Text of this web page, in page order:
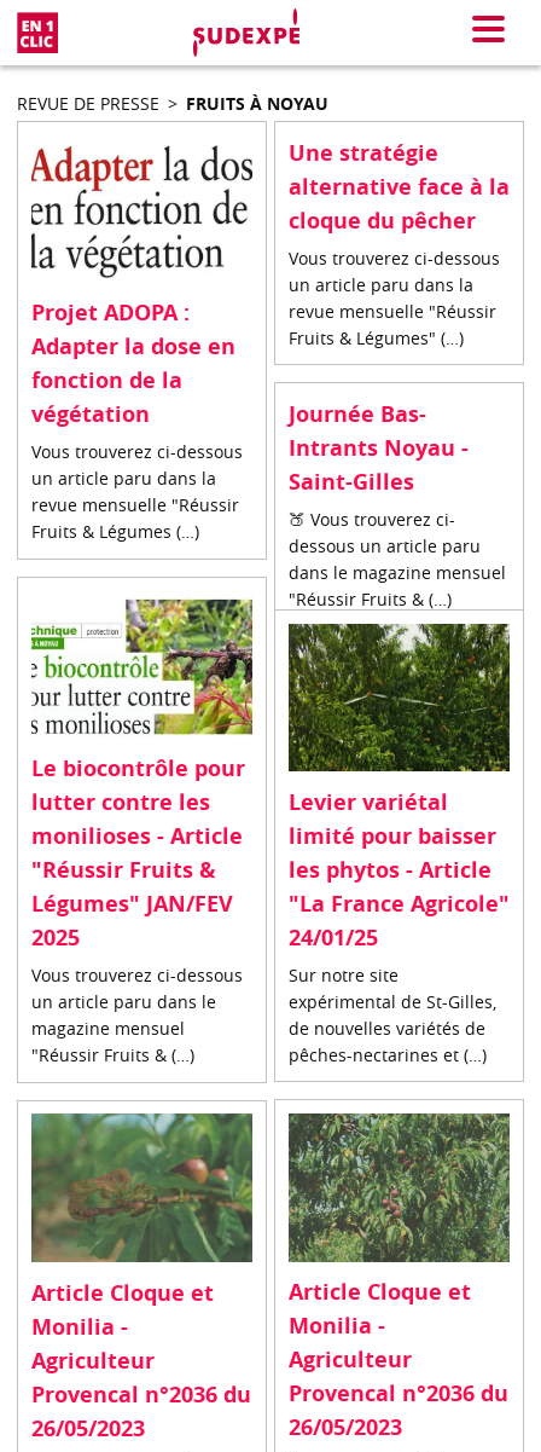
Menu
REVUE DE PRESSE > FRUITS À NOYAU
Projet ADOPA :
Adapter la dose en
fonction de la
végétation
Vous trouverez ci-dessous
un article paru dans la
revue mensuelle "Réussir
Fruits & Légumes (…)
Une stratégie
alternative face à la
cloque du pêcher
Vous trouverez ci-dessous
un article paru dans la
revue mensuelle "Réussir
Fruits & Légumes" (…)
Journée Bas-
Intrants Noyau -
Saint-Gilles
🍑 Vous trouverez ci-
dessous un article paru
dans le magazine mensuel
"Réussir Fruits & (…)
Le biocontrôle pour
lutter contre les
monilioses - Article
"Réussir Fruits &
Légumes" JAN/FEV
2025
Vous trouverez ci-dessous
un article paru dans le
magazine mensuel
"Réussir Fruits & (…)
Levier variétal
limité pour baisser
les phytos - Article
"La France Agricole"
24/01/25
Sur notre site
expérimental de St-Gilles,
de nouvelles variétés de
pêches-nectarines et (…)
Article Cloque et
Monilia -
Agriculteur
Provencal n°2036 du
26/05/2023
Article Cloque et
Monilia -
Agriculteur
Provencal n°2036 du
26/05/2023